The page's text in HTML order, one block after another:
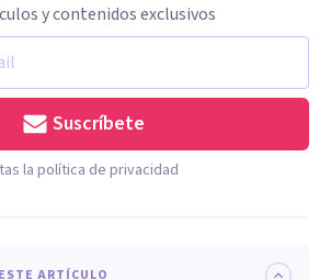
y contenidos exclusivos
Suscríbete
la política de privacidad
ARTÍCULO